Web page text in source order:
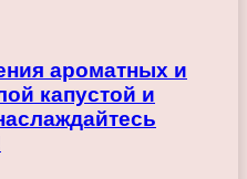
ароматных и
капустой и